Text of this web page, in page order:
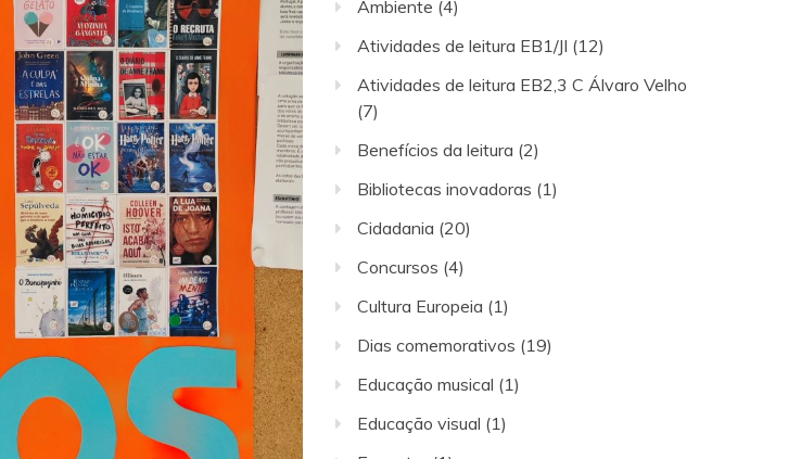
Ambiente (4)
Atividades de leitura EB1/JI (12)
Atividades de leitura EB2,3 C Álvaro Velho
(7)
Benefícios da leitura (2)
Bibliotecas inovadoras (1)
Cidadania (20)
Concursos (4)
Cultura Europeia (1)
Dias comemorativos (19)
Educação musical (1)
Educação visual (1)